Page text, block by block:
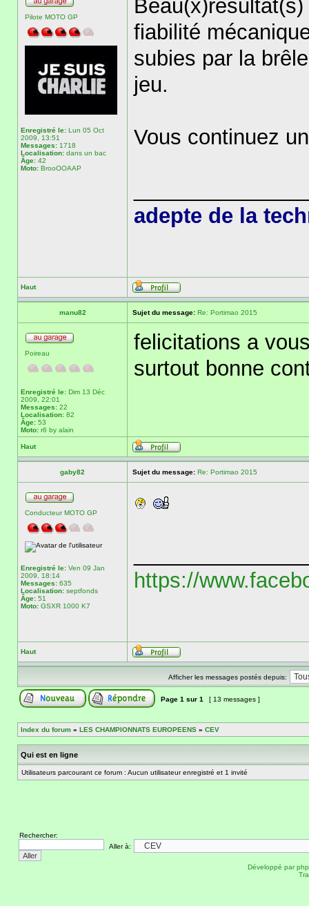
Pilote MOTO GP
Enregistré le: Lun 05 Oct
2009, 13:51
Messages: 1718
Localisation: dans un bac
Âge: 42
Moto: BrooOOAAP
fiabilité
subies par la
jeu.
Vous continuez
adepte de la
Haut
manu82 Sujet du message: Re: Portimao 2015
Poireau
Enregistré le: Dim 13 Déc
2009, 22:01
Messages: 22
Localisation: 82
Âge: 53
Moto: r6 by alain
felicitations a
surtout bonne
Haut
gaby82 Sujet du message: Re: Portimao 2015
Conducteur MOTO GP
Enregistré le: Ven 09 Jan
2009, 18:14
Messages: 635
Localisation: septfonds
Âge: 51
Moto: GSXR 1000 K7
https://
Haut
Afficher les messages postés depuis:
Page 1 sur 1 [ 13 messages ]
Index du forum » LES CHAMPIONNATS EUROPEENS » CEV
Qui est en ligne
Utilisateurs parcourant ce forum : Aucun utilisateur enregistré et 1 invité
Rechercher:
Aller à:
Développé par